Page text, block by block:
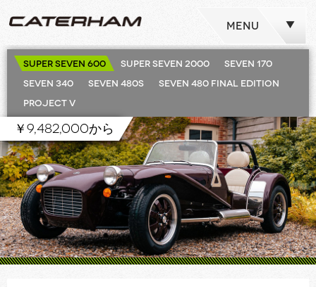
MENU
SUPER SEVEN 600 SUPER SEVEN 2000
SEVEN 170
SEVEN 340
SEVEN 480S
SEVEN 480 Final Edition
Project V
￥9,482,000から